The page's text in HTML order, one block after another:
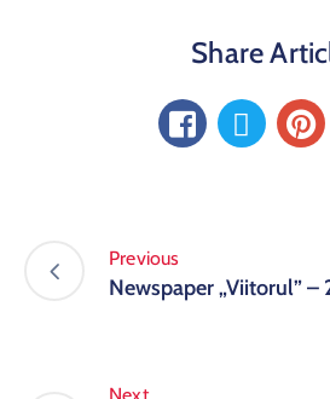
Share
Previous
Newspaper „Viitorul” –